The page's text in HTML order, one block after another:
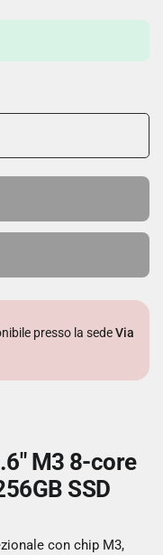
presso la sedeVia
M3 8-core
SSD
con chip M3,